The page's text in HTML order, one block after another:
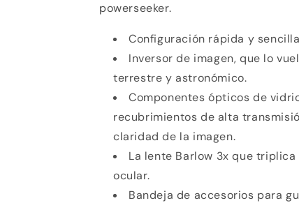
powerseeker.
Configuración rápida y
Inversor de imagen, que lo
terrestre y astronómico.
Componentes ópticos de
recubrimientos de alta
claridad de la imagen.
La lente Barlow 3x que
ocular.
Bandeja de accesorios para
Compra ahora y paga a meses sin
tarjeta de crédito
Agrega tu producto al carrito yelige pagar con
En tu cuenta de Mercado Pago,elige la
y confirma.
con saldo disponible, débito u
Crédito sujeto a aprobación.
¿Tienes dudas? Consulta nuestra Ayuda.